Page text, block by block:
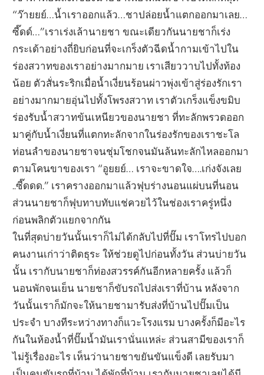
“ว๊ายยย์…น้ำเราออกแล้ว…ชาปล่อยน้ำแตกออกมาเลย…
ซี๊ดด์…”เราเร่งเล้านายชา ขณะเดียวกันนายชาก็เร่ง
กระเด้าอย่างถี่ยิบก่อนที่จะเกร็งตัวฉีดน้ำกามเข้าไปใน
ร่องสวาทของเราอย่างมากมาย เราเสียววาบไปทั้งท้อง
น้อย ตัวสั่นระริกเมื่อน้ำเงี่ยนร้อนผ่าวพุ่งเข้าสู่ร่องรักเรา
อย่างมากมายอุ่นไปทั้งโพรงสวาท เราตัวเกร็งแข็งขมิบ
ร่องรับน้ำสวาทข้นเหนียวของนายชา ที่ทะลักพรวดออก
มาคู่กับน้ำเงี่ยนที่แตกทะลักจากในร่องรักของเราชะโล
ท่อนลำของนายชาจนชุ่มโชกจนมันล้นทะลักไหลออกมา
ตามโคนขาของเรา “อูยยย์… เราจะขาดใจ….เก่งจังเลย
..ซี๊ดดด.” เราครางออกมาแล้วฟุบร่างนอนแผ่บนที่นอน
ส่วนนายชาก็ฟุบทาบทับแช่ควยไว้ในช่องเราครู่หนึ่ง
ก่อนพลิกตัวแยกจากกัน
ในที่สุดบ่ายวันนั้นเราก็ไม่ได้กลับไปที่ปั๊ม เราโทรไปบอก
คนงานเก่าว่าติดธุระ ให้ช่วยดูไปก่อนทั้งวัน ส่วนบ่ายวัน
นั้น เรากับนายชาก็ท่องสวรรค์กันอีกหลายครั้ง แล้วก็
นอนพักจนเย็น นายชาก็ขับรถไปส่งเราที่บ้าน หลังจาก
วันนั้นเราก็มักจะให้นายชามารับส่งที่บ้านไปปั๊มเป็น
ประจำ บางทีระหว่างทางก็แวะโรงแรม บางครั้งก็มีอะไร
กันในห้องน้ำที่ปั๊มน้ำมันเรานั่นแหล่ะ ส่วนสามีของเราก็
ไม่รู้เรื่องอะไร เห็นว่านายชาขยันขันแข็งดี เลยรับมา